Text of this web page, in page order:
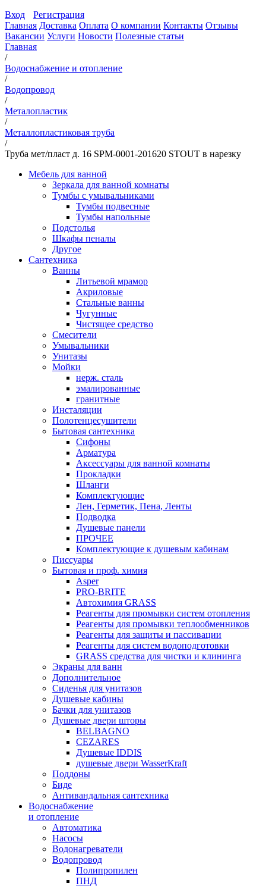
Вход
Регистрация
Главная Доставка Оплата О компании Контакты Отзывы
Вакансии Услуги Новости Полезные статьи
Главная
/
Водоснабжение и отопление
/
Водопровод
/
Металопластик
/
Металлопластиковая труба
/
Труба мет/пласт д. 16 SPM-0001-201620 STOUT в нарезку
Мебель для ванной
Зеркала для ванной комнаты
Тумбы с умывальниками
Тумбы подвесные
Тумбы напольные
Подстолья
Шкафы пеналы
Другое
Сантехника
Ванны
Литьевой мрамор
Акриловые
Стальные ванны
Чугунные
Чистящее средство
Смесители
Умывальники
Унитазы
Мойки
нерж. сталь
эмалированные
гранитные
Инсталяции
Полотенцесушители
Бытовая сантехника
Сифоны
Арматура
Аксессуары для ванной комнаты
Прокладки
Шланги
Комплектующие
Лен, Герметик, Пена, Ленты
Подводка
Душевые панели
ПРОЧЕЕ
Комплектующие к душевым кабинам
Писсуары
Бытовая и проф. химия
Asper
PRO-BRITE
Автохимия GRASS
Реагенты для промывки систем отопления
Реагенты для промывки теплообменников
Реагенты для защиты и пассивации
Реагенты для систем водоподготовки
GRASS средства для чистки и клининга
Экраны для ванн
Дополнительное
Сиденья для унитазов
Душевые кабины
Бачки для унитазов
Душевые двери шторы
BELBAGNO
CEZARES
Душевые IDDIS
душевые двери WasserKraft
Поддоны
Биде
Антивандальная сантехника
Водоснабжение
и отопление
Автоматика
Насосы
Водонагреватели
Водопровод
Полипропилен
ПНД